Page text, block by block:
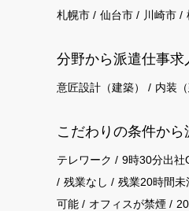
札幌市
仙台市 川崎市
分野から派遣仕事求
意匠設計（建築） 内装（
こだわりの条件か
テレワーク 9時30分出社
残業なし
残業20時間未
可能
オフィスが禁煙